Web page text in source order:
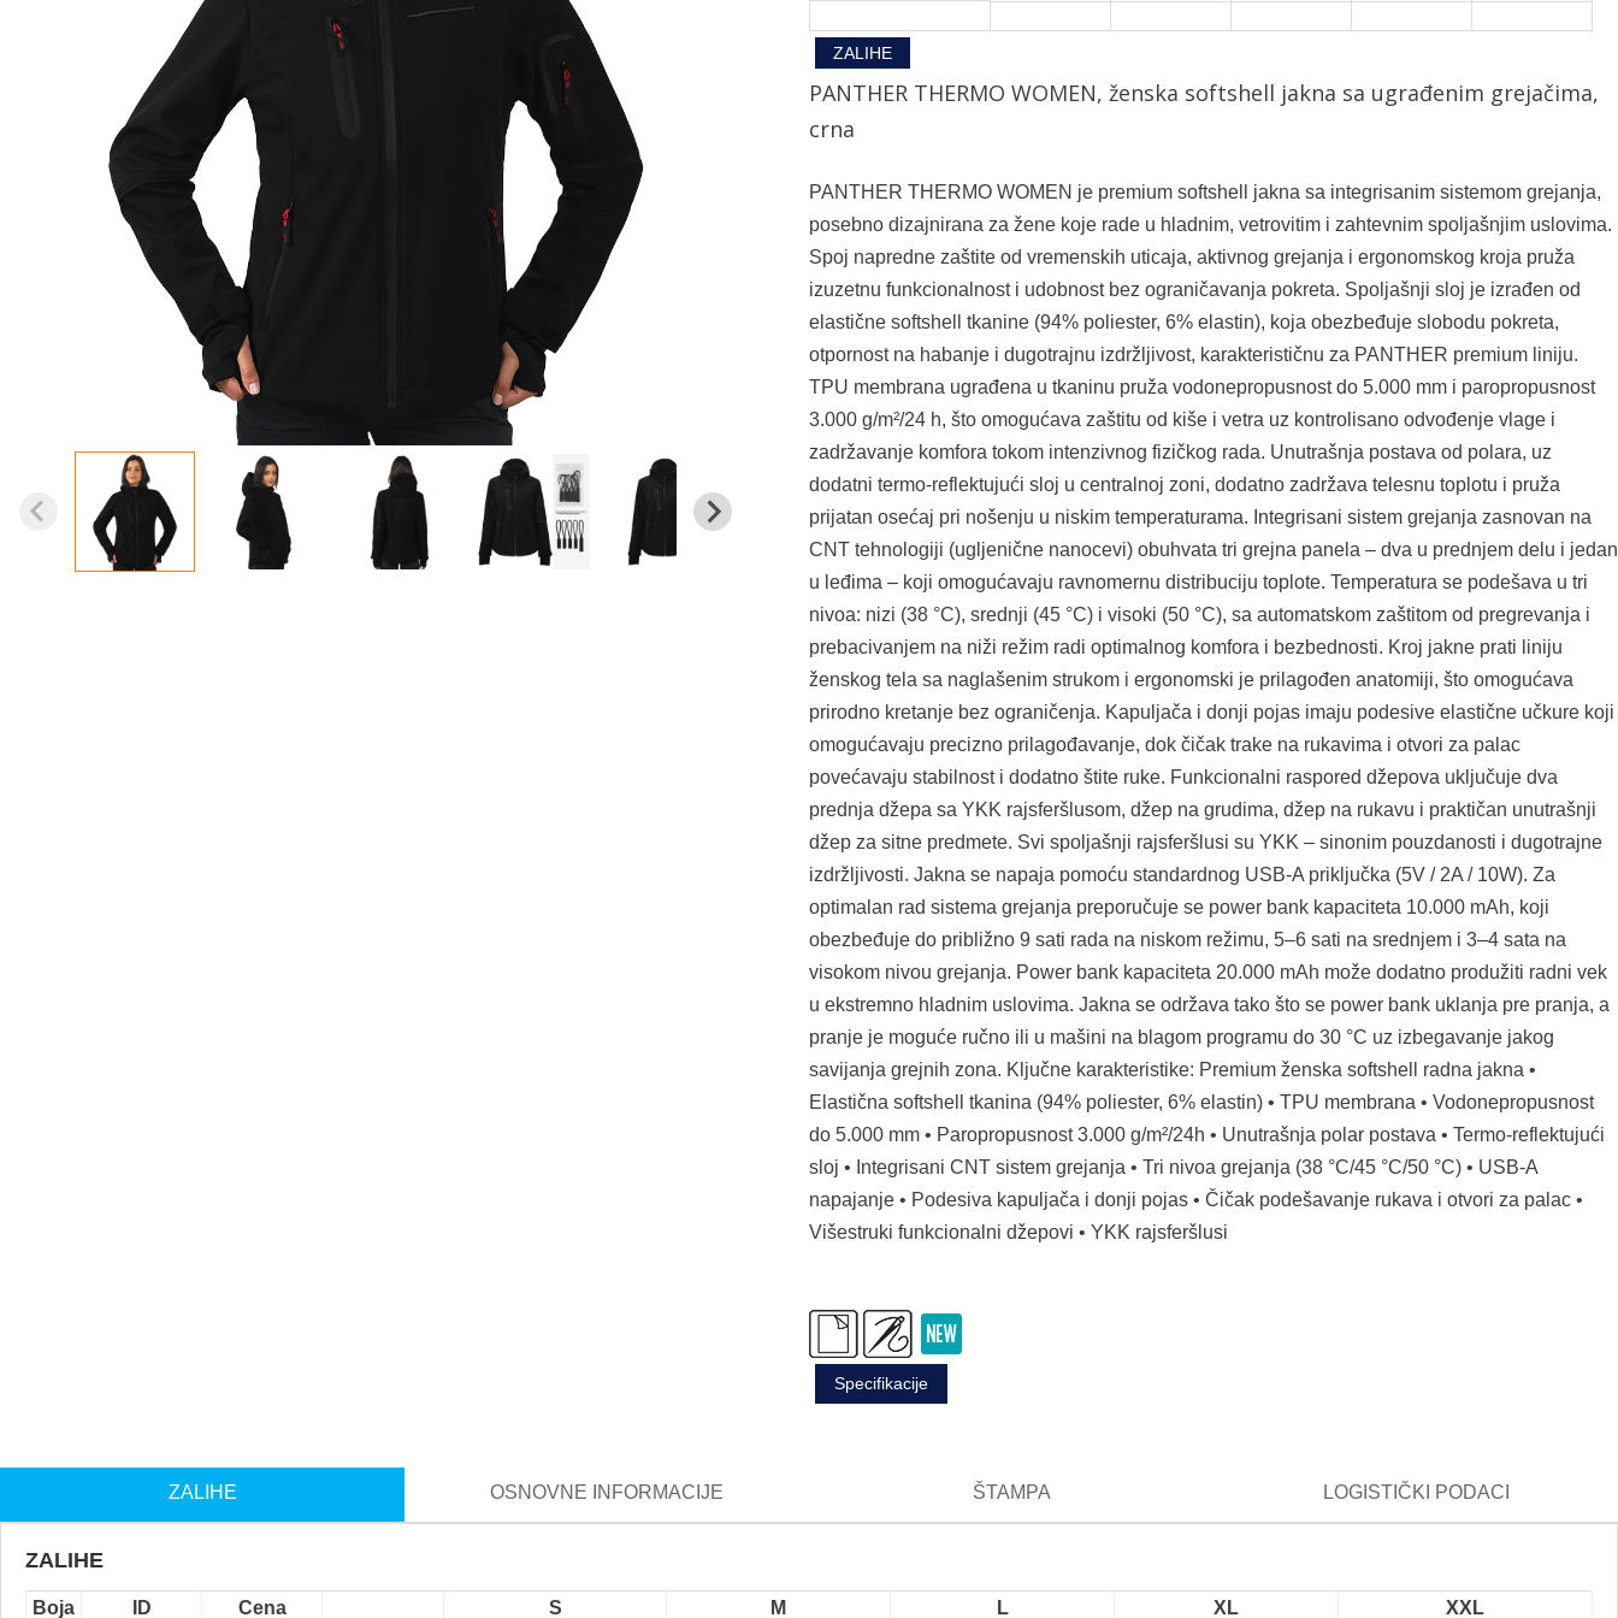
ZALIHE
PANTHER THERMO WOMEN, ženska softshell jakna sa ugrađenim grejačima,
crna
PANTHER THERMO WOMEN je premium softshell jakna sa integrisanim sistemom grejanja,
posebno dizajnirana za žene koje rade u hladnim, vetrovitim i zahtevnim spoljašnjim uslovima.
Spoj napredne zaštite od vremenskih uticaja, aktivnog grejanja i ergonomskog kroja pruža
izuzetnu funkcionalnost i udobnost bez ograničavanja pokreta. Spoljašnji sloj je izrađen od
elastične softshell tkanine (94% poliester, 6% elastin), koja obezbeđuje slobodu pokreta,
otpornost na habanje i dugotrajnu izdržljivost, karakterističnu za PANTHER premium liniju.
TPU membrana ugrađena u tkaninu pruža vodonepropusnost do 5.000 mm i paropropusnost
3.000 g/m²/24 h, što omogućava zaštitu od kiše i vetra uz kontrolisano odvođenje vlage i
zadržavanje komfora tokom intenzivnog fizičkog rada. Unutrašnja postava od polara, uz
dodatni termo-reflektujući sloj u centralnoj zoni, dodatno zadržava telesnu toplotu i pruža
prijatan osećaj pri nošenju u niskim temperaturama. Integrisani sistem grejanja zasnovan na
CNT tehnologiji (ugljenične nanocevi) obuhvata tri grejna panela – dva u prednjem delu i jedan
u leđima – koji omogućavaju ravnomernu distribuciju toplote. Temperatura se podešava u tri
nivoa: nizi (38 °C), srednji (45 °C) i visoki (50 °C), sa automatskom zaštitom od pregrevanja i
prebacivanjem na niži režim radi optimalnog komfora i bezbednosti. Kroj jakne prati liniju
ženskog tela sa naglašenim strukom i ergonomski je prilagođen anatomiji, što omogućava
prirodno kretanje bez ograničenja. Kapuljača i donji pojas imaju podesive elastične učkure koji
omogućavaju precizno prilagođavanje, dok čičak trake na rukavima i otvori za palac
povećavaju stabilnost i dodatno štite ruke. Funkcionalni raspored džepova uključuje dva
prednja džepa sa YKK rajsferšlusom, džep na grudima, džep na rukavu i praktičan unutrašnji
džep za sitne predmete. Svi spoljašnji rajsferšlusi su YKK – sinonim pouzdanosti i dugotrajne
izdržljivosti. Jakna se napaja pomoću standardnog USB-A priključka (5V / 2A / 10W). Za
optimalan rad sistema grejanja preporučuje se power bank kapaciteta 10.000 mAh, koji
obezbeđuje do približno 9 sati rada na niskom režimu, 5–6 sati na srednjem i 3–4 sata na
visokom nivou grejanja. Power bank kapaciteta 20.000 mAh može dodatno produžiti radni vek
u ekstremno hladnim uslovima. Jakna se održava tako što se power bank uklanja pre pranja, a
pranje je moguće ručno ili u mašini na blagom programu do 30 °C uz izbegavanje jakog
savijanja grejnih zona. Ključne karakteristike: Premium ženska softshell radna jakna •
Elastična softshell tkanina (94% poliester, 6% elastin) • TPU membrana • Vodonepropusnost
do 5.000 mm • Paropropusnost 3.000 g/m²/24h • Unutrašnja polar postava • Termo-reflektujući
sloj • Integrisani CNT sistem grejanja • Tri nivoa grejanja (38 °C/45 °C/50 °C) • USB-A
napajanje • Podesiva kapuljača i donji pojas • Čičak podešavanje rukava i otvori za palac •
Višestruki funkcionalni džepovi • YKK rajsferšlusi
Specifikacije
ZALIHE OSNOVNE INFORMACIJE ŠTAMPA LOGISTIČKI PODACI
ZALIHE
Boja ID Cena S M L XL XXL